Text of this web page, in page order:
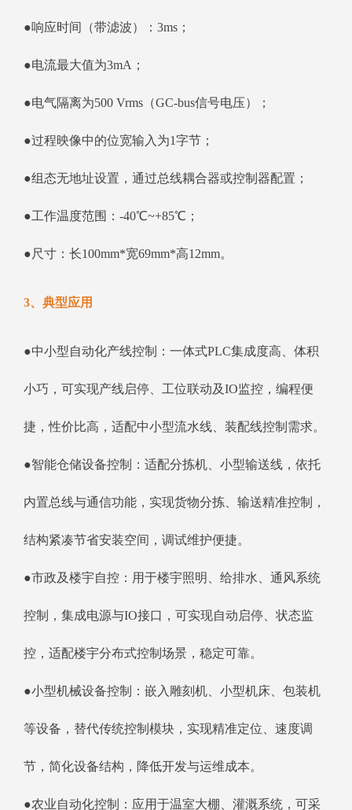
●响应时间（带滤波）：3ms；
●电流最大值为3mA；
●电气隔离为500 Vrms（GC-bus信号电压）；
●过程映像中的位宽输入为1字节；
●组态无地址设置，通过总线耦合器或控制器配置；
●工作温度范围：-40℃~+85℃；
●尺寸：长100mm*宽69mm*高12mm。
3、典型应用
●中小型自动化产线控制：一体式PLC集成度高、体积
小巧，可实现产线启停、工位联动及IO监控，编程便
捷，性价比高，适配中小型流水线、装配线控制需求。
●智能仓储设备控制：适配分拣机、小型输送线，依托
内置总线与通信功能，实现货物分拣、输送精准控制，
结构紧凑节省安装空间，调试维护便捷。
●市政及楼宇自控：用于楼宇照明、给排水、通风系统
控制，集成电源与IO接口，可实现自动启停、状态监
控，适配楼宇分布式控制场景，稳定可靠。
●小型机械设备控制：嵌入雕刻机、小型机床、包装机
等设备，替代传统控制模块，实现精准定位、速度调
节，简化设备结构，降低开发与运维成本。
●农业自动化控制：应用于温室大棚、灌溉系统，可采